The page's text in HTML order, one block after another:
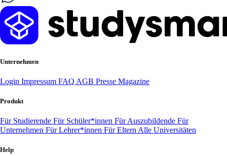
Unternehmen
Login Impressum FAQ AGB Presse Magazine
Produkt
Für Studierende Für Schüler*innen Für Auszubildende Für
Unternehmen Für Lehrer*innen Für Eltern Alle Universitäten
Help